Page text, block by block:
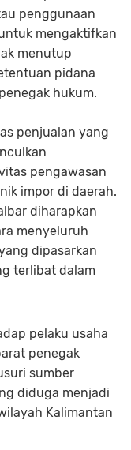
penggunaan
mengaktifkan
menutup
pidana
hukum.
penjualan yang
pengawasan
impor di daerah.
diharapkan
menyeluruh
dipasarkan
terlibat dalam
pelaku usaha
penegak
sumber
diduga menjadi
Kalimantan